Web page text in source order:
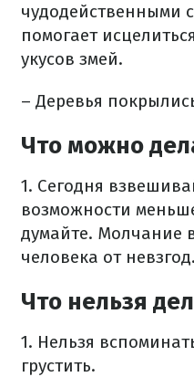
чудодейственными
помогает
укусов змей.
– Деревья
Что можно
1. Сегодня
возможности
думайте. Молчание
человека от невзгод.
Что нельзя
1. Нельзя
грустить.